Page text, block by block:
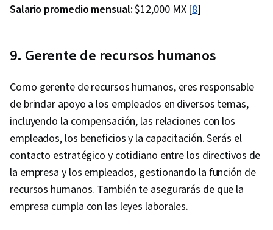
Salario promedio mensual:$12,000 MX [8]
9. Gerente de recursos humanos
Como gerente de recursos humanos, eres responsable
de brindar apoyo a los empleados en diversos temas,
incluyendo la compensación, las relaciones con los
empleados, los beneficios y la capacitación. Serás el
contacto estratégico y cotidiano entre los directivos de
la empresa y los empleados, gestionando la función de
recursos humanos. También te asegurarás de que la
empresa cumpla con las leyes laborales.